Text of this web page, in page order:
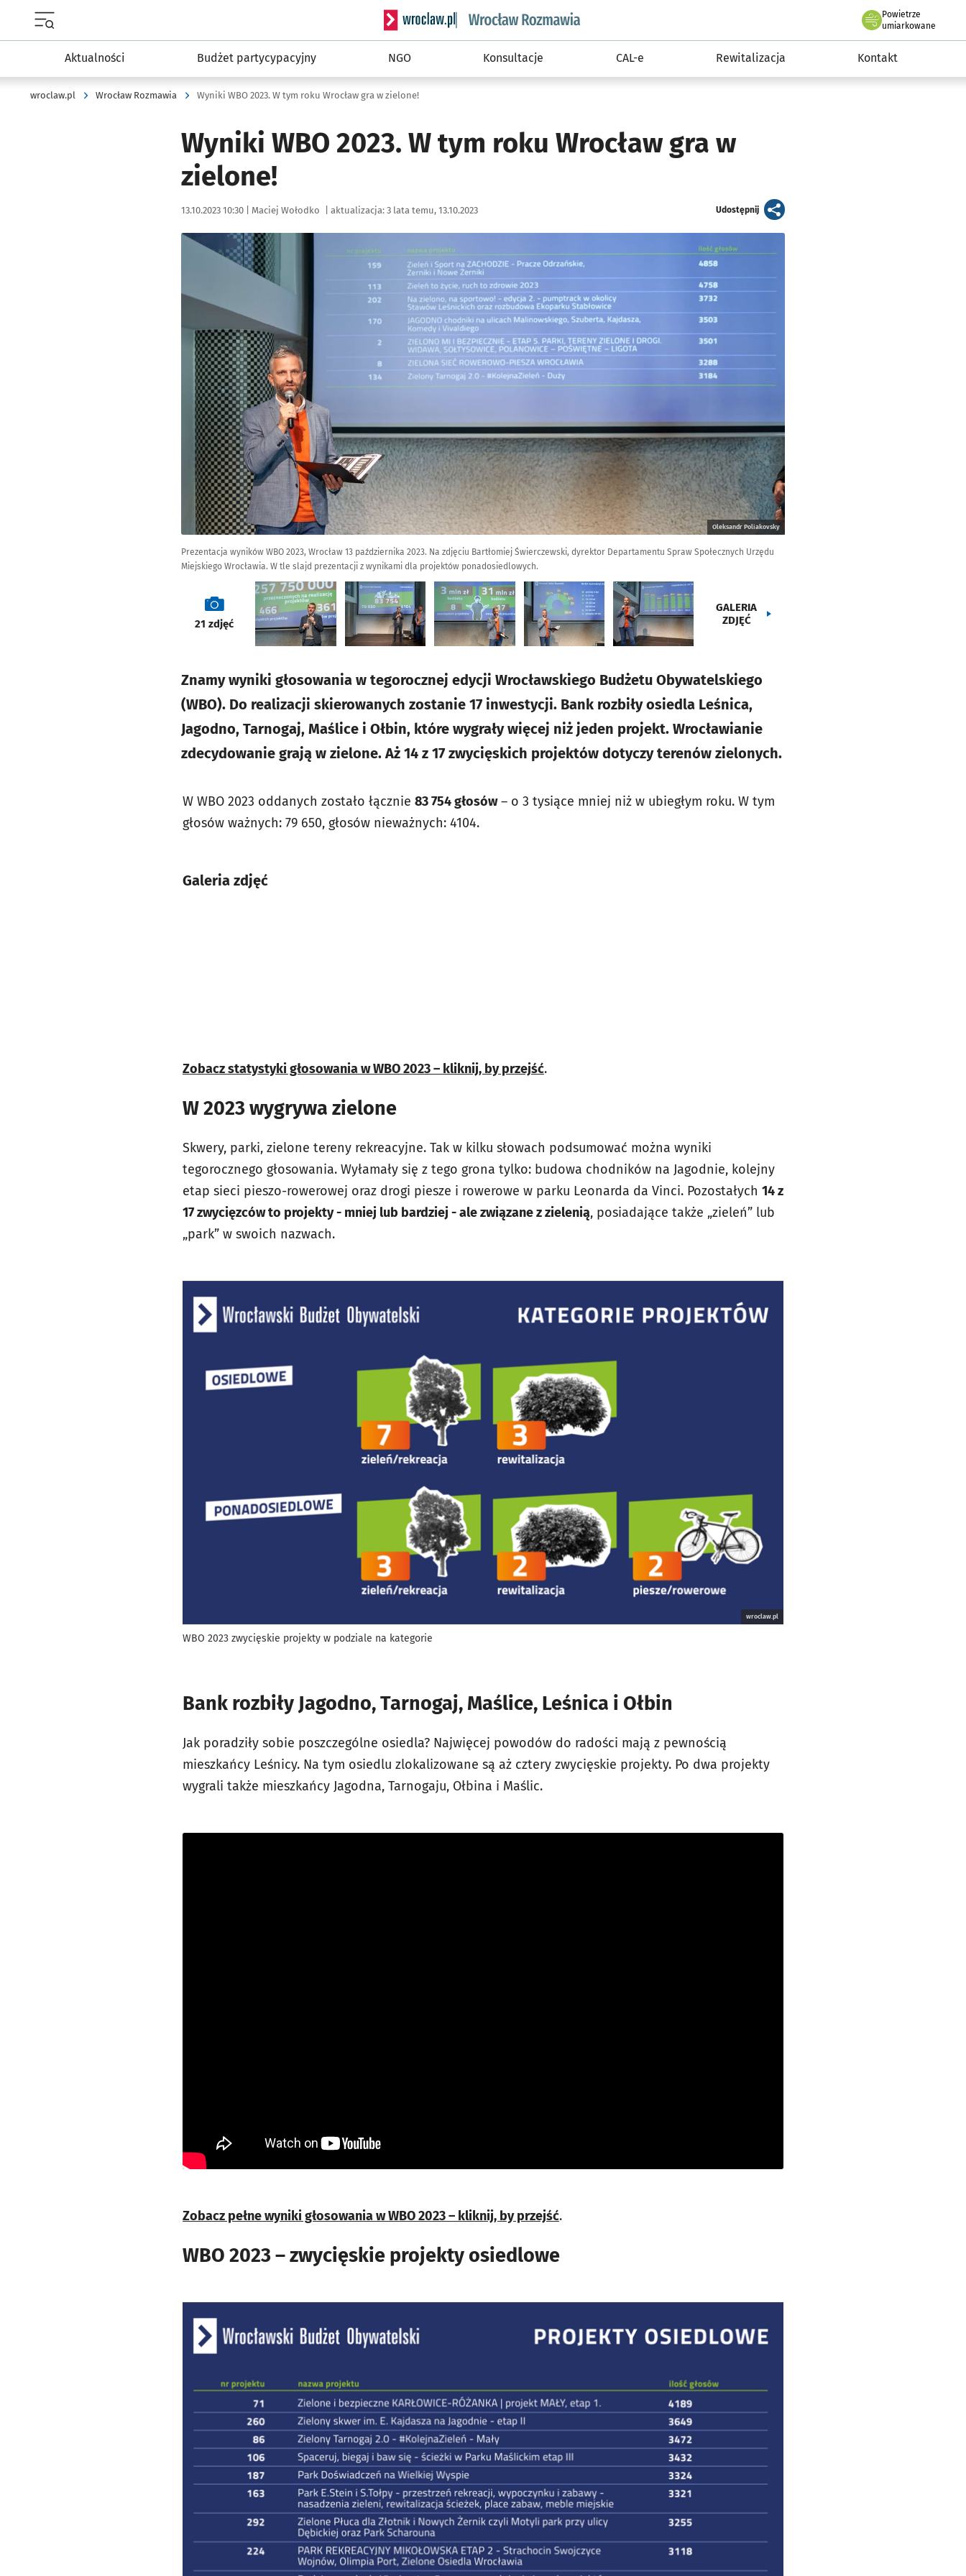
Serwis informacyjny wroclaw.pl podserwis: Rozmawia
Powietrze
we Wrocławiu
umiarkowane
Aktualności Budżet partycypacyjny NGO Konsultacje CAL-e Rewitalizacja Kontakt
wroclaw.pl Wrocław Rozmawia Wyniki WBO 2023. W tym roku Wrocław gra w zielone!
Wyniki WBO 2023. W tym roku Wrocław gra w
zielone!
Data publikacji:
13.10.2023 10:30 | Autor:
Maciej Wołodko aktualizacja: 3 lata temu, 13.10.2023 Udostępnijartykuł
Kliknij, aby zobaczyć galerię
Kliknij, aby powiększyć
Oleksandr Poliakovsky
Prezentacja wyników WBO 2023, Wrocław 13 października 2023. Na zdjęciu Bartłomiej Świerczewski, dyrektor Departamentu Spraw Społecznych Urzędu
Miejskiego Wrocławia. W tle slajd prezentacji z wynikami dla projektów ponadosiedlowych.
galeria
21 zdjęć
GALERIA
ZDJĘĆ
Znamy wyniki głosowania w tegorocznej edycji Wrocławskiego Budżetu Obywatelskiego
(WBO). Do realizacji skierowanych zostanie 17 inwestycji. Bank rozbiły osiedla Leśnica,
Jagodno, Tarnogaj, Maślice i Ołbin, które wygrały więcej niż jeden projekt. Wrocławianie
zdecydowanie grają w zielone. Aż 14 z 17 zwycięskich projektów dotyczy terenów zielonych.
W WBO 2023 oddanych zostało łącznie 83 754 głosów– o 3 tysiące mniej niż w ubiegłym roku. W tym
głosów ważnych: 79 650, głosów nieważnych: 4104.
Galeria zdjęć
Zobacz statystyki głosowania w WBO 2023 – kliknij, by przejść.
W 2023 wygrywa zielone
Skwery, parki, zielone tereny rekreacyjne. Tak w kilku słowach podsumować można wyniki
tegorocznego głosowania. Wyłamały się z tego grona tylko: budowa chodników na Jagodnie, kolejny
etap sieci pieszo-rowerowej oraz drogi piesze i rowerowe w parku Leonarda da Vinci. Pozostałych 14 z
17 zwycięzców to projekty - mniej lub bardziej - ale związane z zielenią, posiadające także „zieleń” lub
„park” w swoich nazwach.
wroclaw.pl
WBO 2023 zwycięskie projekty w podziale na kategorie
Bank rozbiły Jagodno, Tarnogaj, Maślice, Leśnica i Ołbin
Jak poradziły sobie poszczególne osiedla? Najwięcej powodów do radości mają z pewnością
mieszkańcy Leśnicy. Na tym osiedlu zlokalizowane są aż cztery zwycięskie projekty. Po dwa projekty
wygrali także mieszkańcy Jagodna, Tarnogaju, Ołbina i Maślic.
Zobacz pełne wyniki głosowania w WBO 2023 – kliknij, by przejść.
WBO 2023 – zwycięskie projekty osiedlowe